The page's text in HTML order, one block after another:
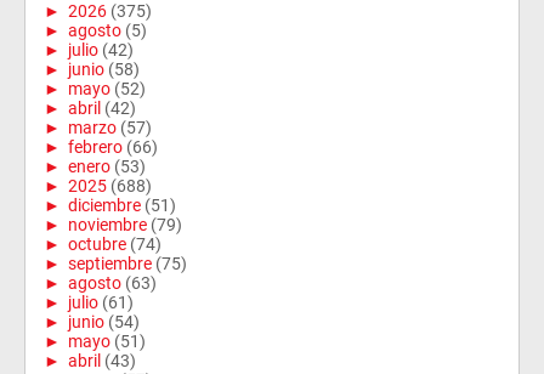
► 2026 (375)
► agosto (5)
► julio (42)
► junio (58)
► mayo (52)
► abril (42)
► marzo (57)
► febrero (66)
► enero (53)
► 2025 (688)
► diciembre (51)
► noviembre (79)
► octubre (74)
► septiembre (75)
► agosto (63)
► julio (61)
► junio (54)
► mayo (51)
► abril (43)